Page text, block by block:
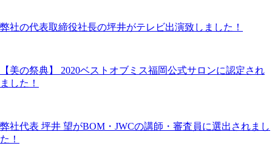
弊社の代表取締役社長の坪井がテレビ出演致しました！
【美の祭典】 2020ベストオブミス福岡公式サロンに認定され
ました！
弊社代表 坪井 望がBOM・JWCの講師・審査員に選出されまし
た！